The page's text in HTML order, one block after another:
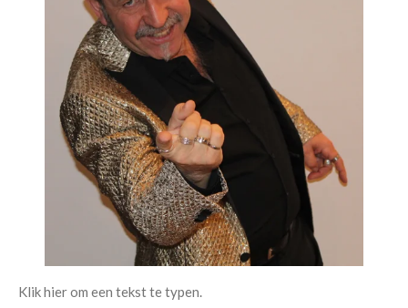
Klik hier om een tekst te typen.